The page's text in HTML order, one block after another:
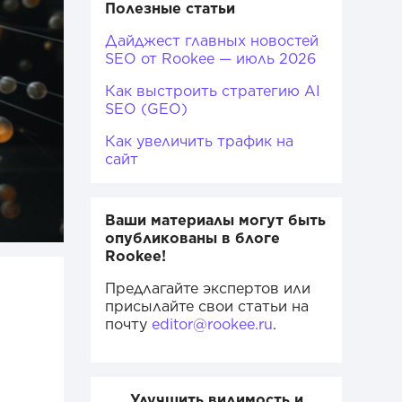
Полезные статьи
Дайджест главных новостей
SEO от Rookee — июль 2026
Как выстроить стратегию AI
SEO (GEO)
Как увеличить трафик на
сайт
Ваши материалы могут быть
опубликованы в блоге
Rookee!
Предлагайте экспертов или
присылайте свои статьи на
почту editor@rookee.ru.